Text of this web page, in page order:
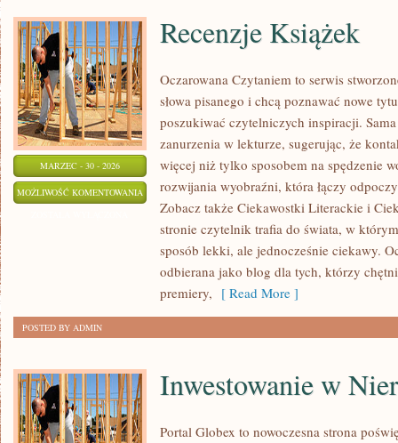
MARZEC - 30 - 2026
MOŻLIWOŚĆ KOMENTOWANIA RECENZJE
KSIĄŻEK
Recenzje Książek
Oczarowana Czytaniem to serwis
słowa pisanego i chcą poznawać nowe
poszukiwać czytelniczych inspiracji.
zanurzenia w lekturze, sugerując, że
więcej niż tylko sposobem na spędzenie
rozwijania wyobraźni, która łączy
Zobacz także Ciekawostki Literackie i
stronie czytelnik trafia do świata, w
sposób lekki, ale jednocześnie ciekawy.
odbierana jako blog dla tych, którzy
premiery, [ Read More ]
POSTED BY ADMIN
Inwestowanie w
Portal Globex to nowoczesna strona